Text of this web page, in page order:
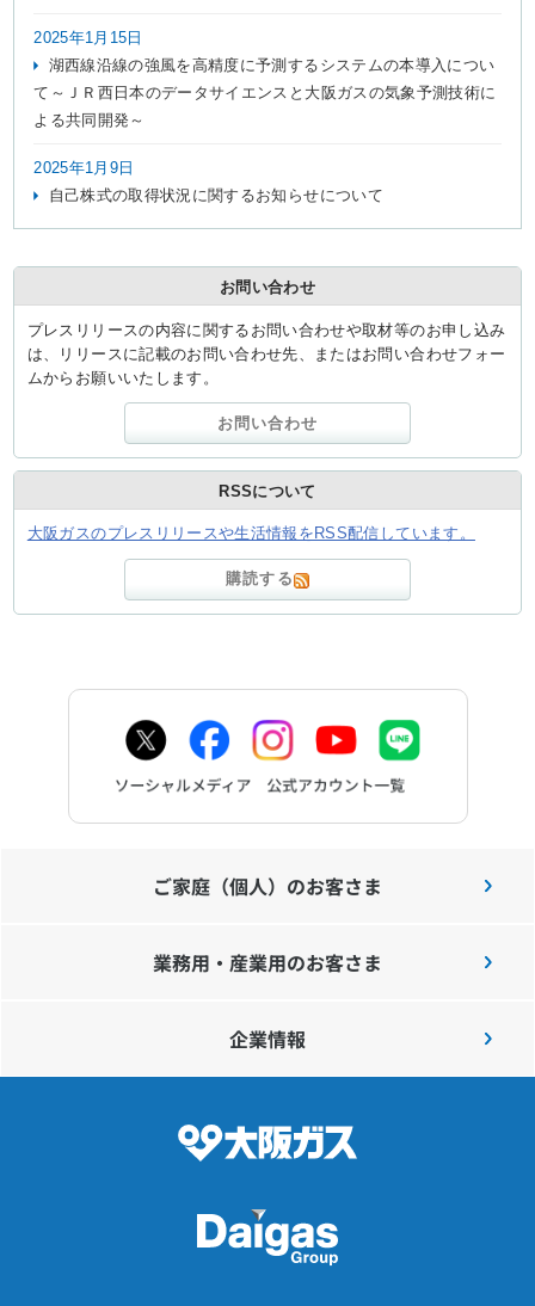
2025年1月15日
湖西線沿線の強風を高精度に予測するシステムの本導入につい
て～ＪＲ西日本のデータサイエンスと大阪ガスの気象予測技術に
よる共同開発～
2025年1月9日
自己株式の取得状況に関するお知らせについて
お問い合わせ
プレスリリースの内容に関するお問い合わせや取材等のお申し込み
は、リリースに記載のお問い合わせ先、またはお問い合わせフォー
ムからお願いいたします。
お問い合わせ
RSSについて
大阪ガスのプレスリリースや生活情報をRSS配信しています。
購読する
ご家庭（個人）のお客さま
業務用・産業用のお客さま
企業情報